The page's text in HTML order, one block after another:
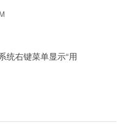
统右键菜单显示“用